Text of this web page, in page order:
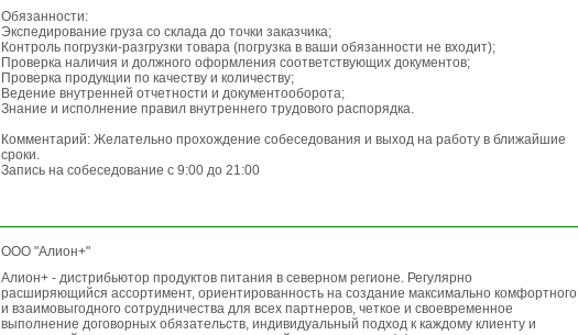
Обязанности:
Экспедирование груза со склада до точки заказчика;
Контроль погрузки-разгрузки товара (погрузка в ваши обязанности не входит);
Проверка наличия и должного оформления соответствующих документов;
Проверка продукции по качеству и количеству;
Ведение внутренней отчетности и документооборота;
Знание и исполнение правил внутреннего трудового распорядка.
Комментарий: Желательно прохождение собеседования и выход на работу в ближайшие
сроки.
Запись на собеседование с 9:00 до 21:00
ООО "Алион+"
Алион+ - дистрибьютор продуктов питания в северном регионе. Регулярно
расширяющийся ассортимент, ориентированность на создание максимально комфортного
и взаимовыгодного сотрудничества для всех партнеров, четкое и своевременное
выполнение договорных обязательств, индивидуальный подход к каждому клиенту и